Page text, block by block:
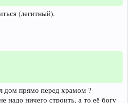
(легитный).
дом прямо перед храмом ?
надо ничего строить, а то её богу